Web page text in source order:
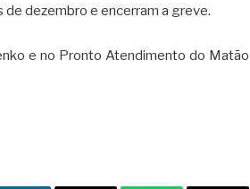
dezembro e encerram a greve.
e no Pronto Atendimento do Matão